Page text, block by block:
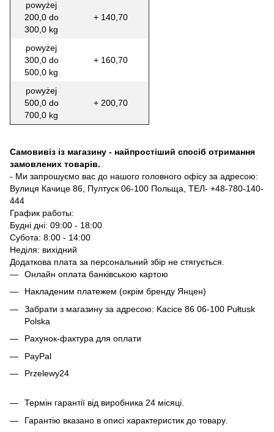
powyżej
200,0 do
300,0 kg
+ 140,70
powyżej
300,0 do
500,0 kg
+ 160,70
powyżej
500,0 do
700,0 kg
+ 200,70
Самовивіз із магазину - найпростіший спосіб отримання
замовлених товарів.
- Ми запрошуємо вас до нашого головного офісу за адресою:
Вулиця Качице 86, Пултуск 06-100 Польща, ТЕЛ- +48-780-140-
444
График работы:
Будні дні: 09:00 - 18:00
Субота: 8:00 - 14:00
Неділя: вихідний
Додаткова плата за персональний збір не стягується.
Онлайн оплата банківською картою
Накладеним платежем (окрім бренду Янцен)
Забрати з магазину за адресою: Kacice 86 06-100 Pułtusk
Polska
Рахунок-фактура для оплати
PayPal
Przelewy24
Термін гарантії від виробника 24 місяці.
Гарантію вказано в описі характеристик до товару.